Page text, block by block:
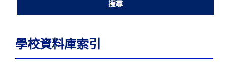
學校資料庫索引